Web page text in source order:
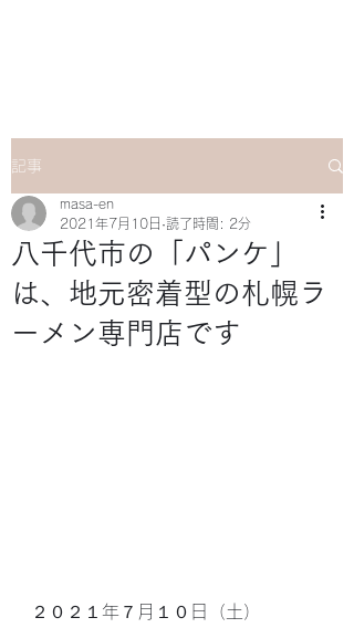
記事
八千代市の「パンケ」
は、地元密着型の札幌ラ
ーメン専門店です
masa-en
2021年7月10日 読了時間: 2分
２０２１年７月１０日（土）